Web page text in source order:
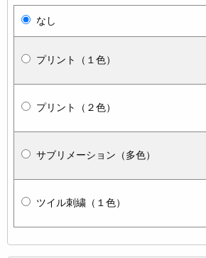
なし
プリント（１色）
プリント（２色）
サブリメーション（多色）
ツイル刺繍（１色）